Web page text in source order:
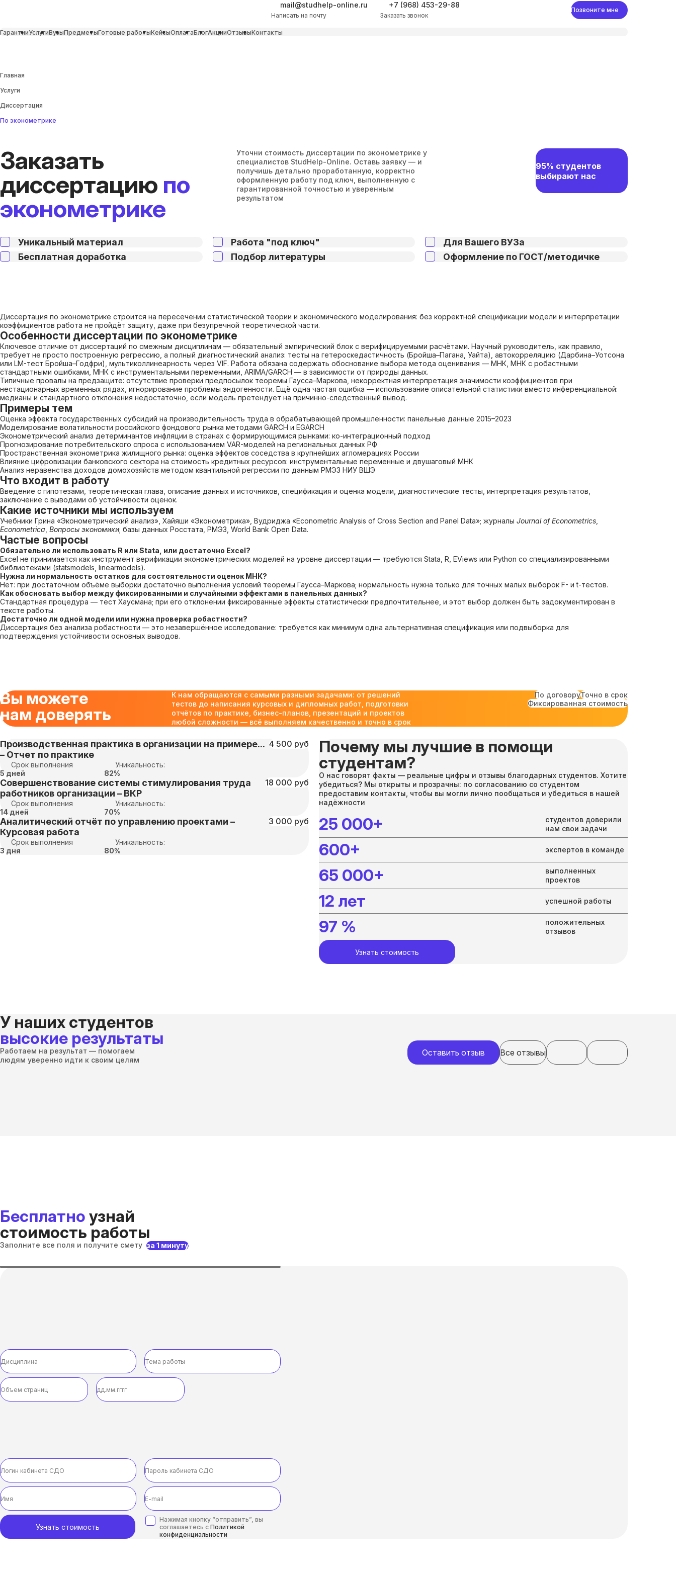
mail@studhelp-online.ru
Написать на почту
+7 (968) 453-29-88
Заказать звонок
Позвоните мне
ГарантииУслугиВузыПредметыГотовые работыКейсыОплатаБлогАкцииОтзывыКонтакты
Главная
Услуги
Диссертация
По эконометрике
Заказать
диссертацию по
эконометрике
Уточни стоимость диссертации по эконометрике у
специалистов StudHelp-Online. Оставь заявку — и
получишь детально проработанную, корректно
оформленную работу под ключ, выполненную с
гарантированной точностью и уверенным
результатом
95% студентов
выбирают нас
Уникальный материал Работа "под ключ"
Для Вашего ВУЗа
Бесплатная доработка
Подбор литературы Оформление по ГОСТ/методичке
Диссертация по эконометрике строится на пересечении статистической теории и экономического моделирования: без корректной спецификации модели и интерпретации
коэффициентов работа не пройдёт защиту, даже при безупречной теоретической части.
Особенности диссертации по эконометрике
Ключевое отличие от диссертаций по смежным дисциплинам — обязательный эмпирический блок с верифицируемыми расчётами. Научный руководитель, как правило,
требует не просто построенную регрессию, а полный диагностический анализ: тесты на гетероскедастичность (Бройша–Пагана, Уайта), автокорреляцию (Дарбина–Уотсона
или LM-тест Бройша–Годфри), мультиколлинеарность через VIF. Работа обязана содержать обоснование выбора метода оценивания — МНК, МНК с робастными
стандартными ошибками, МНК с инструментальными переменными, ARIMA/GARCH — в зависимости от природы данных.
Типичные провалы на предзащите: отсутствие проверки предпосылок теоремы Гаусса–Маркова, некорректная интерпретация значимости коэффициентов при
нестационарных временных рядах, игнорирование проблемы эндогенности. Ещё одна частая ошибка — использование описательной статистики вместо инференциальной:
медианы и стандартного отклонения недостаточно, если модель претендует на причинно-следственный вывод.
Примеры тем
Оценка эффекта государственных субсидий на производительность труда в обрабатывающей промышленности: панельные данные 2015–2023
Моделирование волатильности российского фондового рынка методами GARCH и EGARCH
Эконометрический анализ детерминантов инфляции в странах с формирующимися рынками: ко-интеграционный подход
Прогнозирование потребительского спроса с использованием VAR-моделей на региональных данных РФ
Пространственная эконометрика жилищного рынка: оценка эффектов соседства в крупнейших агломерациях России
Влияние цифровизации банковского сектора на стоимость кредитных ресурсов: инструментальные переменные и двушаговый МНК
Анализ неравенства доходов домохозяйств методом квантильной регрессии по данным РМЭЗ НИУ ВШЭ
Что входит в работу
Введение с гипотезами, теоретическая глава, описание данных и источников, спецификация и оценка модели, диагностические тесты, интерпретация результатов,
заключение с выводами об устойчивости оценок.
Какие источники мы используем
Учебники Грина «Эконометрический анализ», Хайяши «Эконометрика», Вудриджа «Econometric Analysis of Cross Section and Panel Data»; журналы Journal of Econometrics
Econometrica Вопросы экономики; базы данных Росстата, РМЭЗ, World Bank Open Data.
Частые вопросы
Обязательно ли использовать R или Stata, или достаточно Excel?
Excel не принимается как инструмент верификации эконометрических моделей на уровне диссертации — требуются Stata, R, EViews или Python со специализированными
библиотеками (statsmodels, linearmodels).
Нужна ли нормальность остатков для состоятельности оценок МНК?
Нет: при достаточном объёме выборки достаточно выполнения условий теоремы Гаусса–Маркова; нормальность нужна только для точных малых выборок F- и t-тестов.
Как обосновать выбор между фиксированными и случайными эффектами в панельных данных?
Стандартная процедура — тест Хаусмана; при его отклонении фиксированные эффекты статистически предпочтительнее, и этот выбор должен быть задокументирован в
тексте работы.
Достаточно ли одной модели или нужна проверка робастности?
Диссертация без анализа робастности — это незавершённое исследование: требуется как минимум одна альтернативная спецификация или подвыборка для
подтверждения устойчивости основных выводов.
Вы можете
нам доверять
К нам обращаются с самыми разными задачами: от решений
тестов до написания курсовых и дипломных работ, подготовки
отчётов по практике, бизнес-планов, презентаций и проектов
любой сложности — всё выполняем качественно и точно в срок
По договоруТочно в срок
Фиксированная стоимость
Производственная практика в организации на примере...
– Отчет по практике
4 500 руб
Срок выполнения
5 дней
Уникальность:
82%
Совершенствование системы стимулирования труда
работников организации – ВКР
18 000 руб
Срок выполнения
14 дней
Уникальность:
70%
Аналитический отчёт по управлению проектами –
Курсовая работа
3 000 руб
Срок выполнения
3 дня
Уникальность:
80%
Почему мы лучшие в помощи
студентам?
О нас говорят факты — реальные цифры и отзывы благодарных студентов. Хотите
убедиться? Мы открыты и прозрачны: по согласованию со студентом
предоставим контакты, чтобы вы могли лично пообщаться и убедиться в нашей
надёжности
25 000+
студентов доверили
нам свои задачи
600+ экспертов в команде
65 000+
выполненных
проектов
12 лет успешной работы
97 %
положительных
отзывов
Узнать стоимость
У наших студентов
высокие результаты
Работаем на результат — помогаем
людям уверенно идти к своим целям
Оставить отзыв Все отзывы
Бесплатно узнай
стоимость работы
Заполните все поля и получите смету за 1 минуту
Узнать стоимость
Нажимая кнопку “отправить”, вы
соглашаетесь с Политикой
конфиденциальности